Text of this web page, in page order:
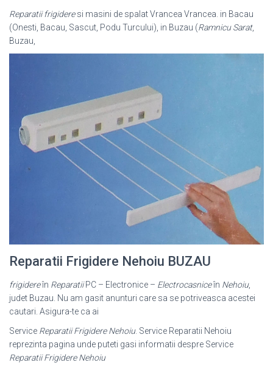
Reparatii frigideresi masini de spalat Vrancea Vrancea. in Bacau
(Onesti, Bacau, Sascut, Podu Turcului), in Buzau (Ramnicu Sarat,
Buzau,
Reparatii Frigidere Nehoiu BUZAU
frigidereîn ReparatiiPC – Electronice – Electrocasniceîn Nehoiu,
judet Buzau. Nu am gasit anunturi care sa se potriveasca acestei
cautari. Asigura-te ca ai
Service Reparatii Frigidere Nehoiu. Service Reparatii Nehoiu
reprezinta pagina unde puteti gasi informatii despre Service
Reparatii Frigidere Nehoiu